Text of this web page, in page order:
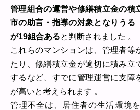
管理組合の運営や修繕積立金の積
市の助言・指導の対象となりうる
が19組合あると判断されました 。
これらのマンションは、管理者等
たり、修繕積立金が適切に積み立
するなど、すでに管理運営に支障
が高いと考えられます 。
管理不全は、居住者の生活環境